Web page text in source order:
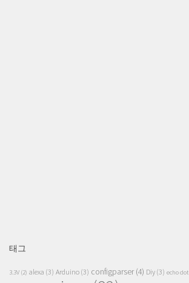
태그
3.3V (2) alexa (3) Arduino (3) configparser(4) Diy (3) echo dot